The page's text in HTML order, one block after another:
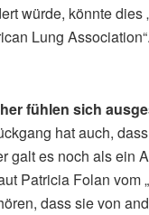
würde, könnte
Lung
fühlen sich
hat auch,
galt es noch als ein
Patricia Folan vom
dass sie von